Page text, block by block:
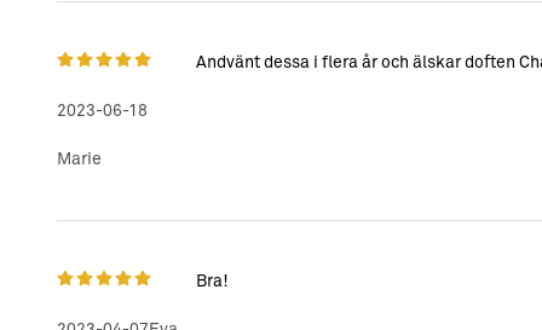
2023-06-18
Marie
Andvänt dessa i flera år och älskar doften
Bra!